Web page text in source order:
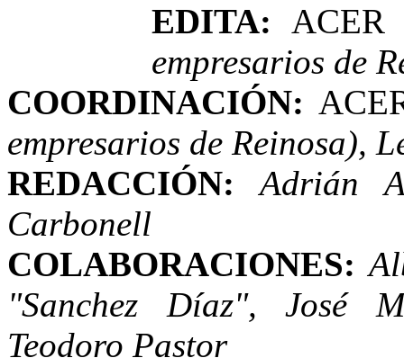
EDITA: ACER
empresarios de
COORDINACIÓN:
empresarios de Reinosa),
REDACCIÓN:Adrián
Carbonell
COLABORACIONES:
"Sanchez Díaz", José
Teodoro Pastor